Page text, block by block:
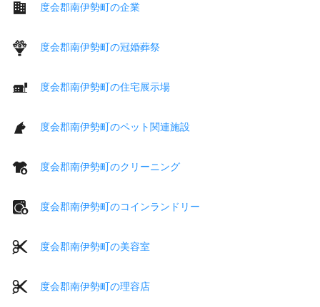
度会郡南伊勢町の企業
度会郡南伊勢町の冠婚葬祭
度会郡南伊勢町の住宅展示場
度会郡南伊勢町のペット関連施設
度会郡南伊勢町のクリーニング
度会郡南伊勢町のコインランドリー
度会郡南伊勢町の美容室
度会郡南伊勢町の理容店